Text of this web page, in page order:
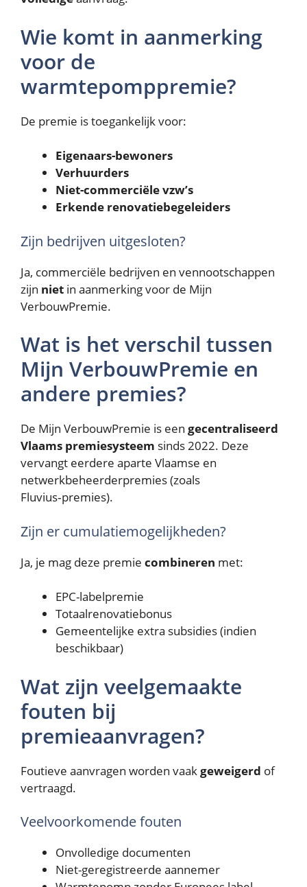
Wie komt in aanmerking
voor de
warmtepomppremie?
De premie is toegankelijk voor:
Eigenaars-bewoners
Verhuurders
Niet-commerciële vzw’s
Erkende renovatiebegeleiders
Zijn bedrijven uitgesloten?
Ja, commerciële bedrijven en vennootschappen
zijn niet in aanmerking voor de Mijn
VerbouwPremie.
Wat is het verschil tussen
Mijn VerbouwPremie en
andere premies?
De Mijn VerbouwPremie is een gecentraliseerd
Vlaams premiesysteem sinds 2022. Deze
vervangt eerdere aparte Vlaamse en
netwerkbeheerderpremies (zoals
Fluvius‑premies).
Zijn er cumulatiemogelijkheden?
Ja, je mag deze premie combineren met:
EPC-labelpremie
Totaalrenovatiebonus
Gemeentelijke extra subsidies (indien
beschikbaar)
Wat zijn veelgemaakte
fouten bij
premieaanvragen?
Foutieve aanvragen worden vaakgeweigerd of
vertraagd.
Veelvoorkomende fouten
Onvolledige documenten
Niet-geregistreerde aannemer